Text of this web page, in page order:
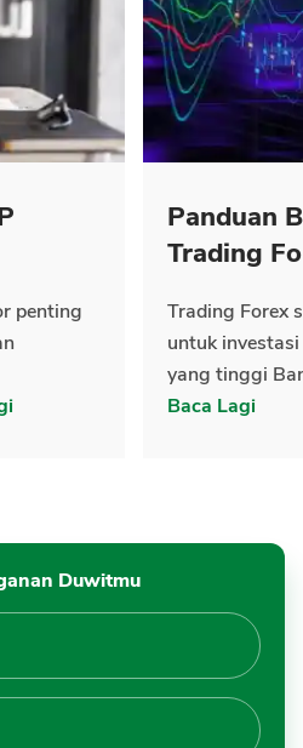
penting
Panduan
Trading
Trading Forex
untuk
yang tinggi
Baca Lagi
Duwitmu